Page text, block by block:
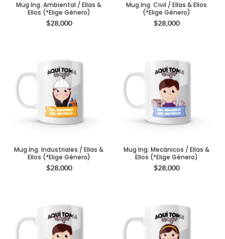
Mug Ing. Ambiental / Ellas &
Ellos (*Elige Género)
$28,000
Mug Ing. Civil / Ellas & Ellos
(*Elige Género)
$28,000
Mug Ing. Industriales / Ellas &
Ellos (*Elige Género)
$28,000
Mug Ing. Mecánicos / Ellas &
Ellos (*Elige Género)
$28,000